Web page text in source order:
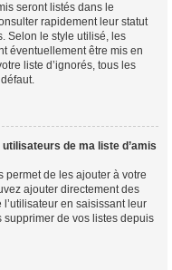
seront listés dans le
rapidement leur statut
Selon le style utilisé, les
éventuellement être mis en
liste d’ignorés, tous les
de ma liste d’amis
permet de les ajouter à votre
ajouter directement des
en saisissant leur
supprimer de vos listes depuis